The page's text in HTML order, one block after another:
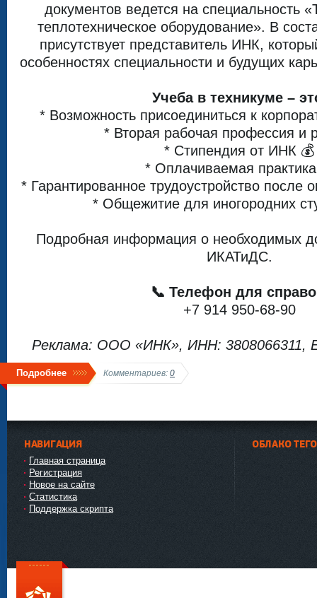
документов ведется на специальность
теплотехническое оборудование». В
присутствует представитель ИНК,
особенностях специальности и будущих
Учеба в техникуме –
* Возможность присоединиться к
* Вторая рабочая профессия и
* Стипендия от ИНК 💰
* Оплачиваемая
* Гарантированное трудоустройство после
* Общежитие для иногородних
Подробная информация о необходимых
ИКАТиДС.
📞 Телефон для
+7 914 950-68-90
Реклама: ООО «ИНК», ИНН: 3808066311,
Подробнее Комментариев: 0
НАВИГАЦИЯ
Главная страница
Регистрация
Новое на сайте
Статистика
Поддержка скрипта
ОБЛАКО